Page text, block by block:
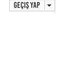
Geçiş yap